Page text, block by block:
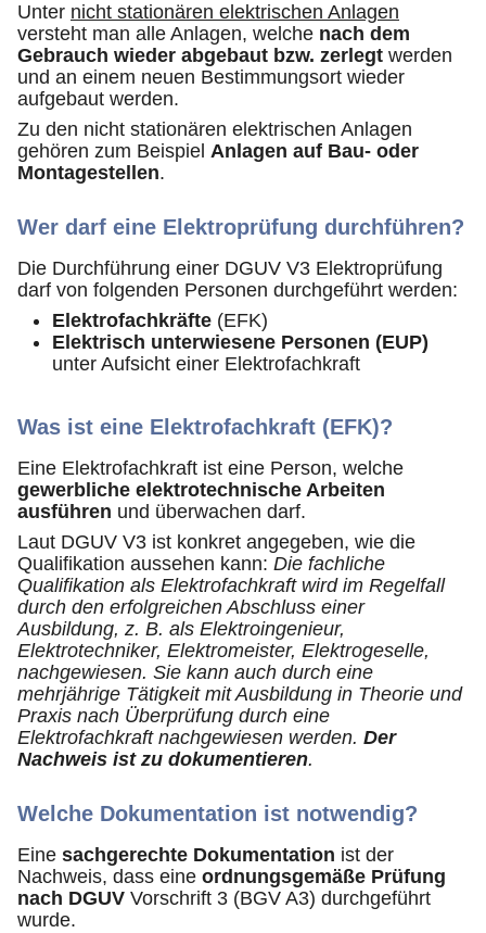
Unter nicht stationären elektrischen Anlagen
versteht man alle Anlagen, welche nach dem
Gebrauch wieder abgebaut bzw. zerlegt werden
und an einem neuen Bestimmungsort wieder
aufgebaut werden.
Zu den nicht stationären elektrischen Anlagen
gehören zum Beispiel Anlagen auf Bau- oder
Montagestellen.
Wer darf eine Elektroprüfung durchführen?
Die Durchführung einer DGUV V3 Elektroprüfung
darf von folgenden Personen durchgeführt werden:
Elektrofachkräfte (EFK)
Elektrisch unterwiesene Personen (EUP)
unter Aufsicht einer Elektrofachkraft
Was ist eine Elektrofachkraft (EFK)?
Eine Elektrofachkraft ist eine Person, welche
gewerbliche elektrotechnische Arbeiten
ausführen und überwachen darf.
Laut DGUV V3 ist konkret angegeben, wie die
Qualifikation aussehen kann: Die fachliche
Qualifikation als Elektrofachkraft wird im Regelfall
durch den erfolgreichen Abschluss einer
Ausbildung, z. B. als Elektroingenieur,
Elektrotechniker, Elektromeister, Elektrogeselle,
nachgewiesen. Sie kann auch durch eine
mehrjährige Tätigkeit mit Ausbildung in Theorie und
Praxis nach Überprüfung durch eine
Elektrofachkraft nachgewiesen werden. Der
Nachweis ist zu dokumentieren.
Welche Dokumentation ist notwendig?
Eine sachgerechte Dokumentation ist der
Nachweis, dass eine ordnungsgemäße Prüfung
nach DGUV Vorschrift 3 (BGV A3) durchgeführt
wurde.